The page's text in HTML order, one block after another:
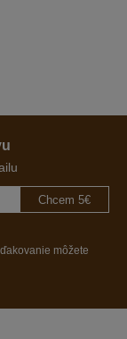
Chcem 5€
môžete